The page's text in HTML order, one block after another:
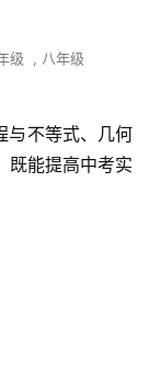
级 , 八年级
与不等式、几何
既能提高中考实